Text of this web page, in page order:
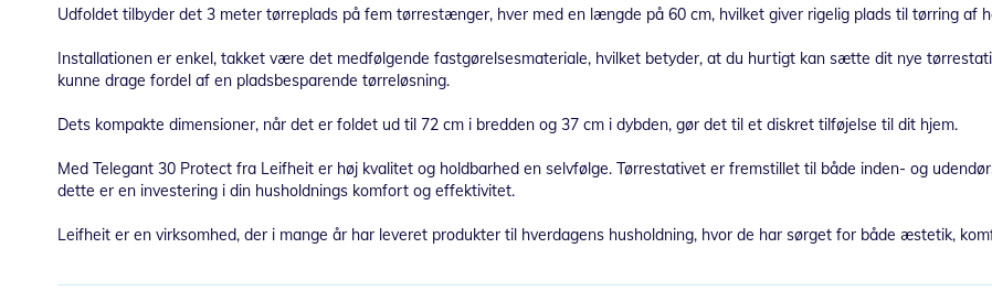
Udfoldet tilbyder det 3 meter tørreplads på fem tørrestænger, hver med en længde på 60 cm, hvilket giver rigelig plads til tørring af
Installationen er enkel, takket være det medfølgende fastgørelsesmateriale, hvilket betyder, at du hurtigt kan sætte dit nye
kunne drage fordel af en pladsbesparende tørreløsning.
Dets kompakte dimensioner, når det er foldet ud til 72 cm i bredden og 37 cm i dybden, gør det til et diskret tilføjelse til dit hjem.
Med Telegant 30 Protect fra Leifheit er høj kvalitet og holdbarhed en selvfølge. Tørrestativet er fremstillet til både inden- og
dette er en investering i din husholdnings komfort og effektivitet.
Leifheit er en virksomhed, der i mange år har leveret produkter til hverdagens husholdning, hvor de har sørget for både æstetik,